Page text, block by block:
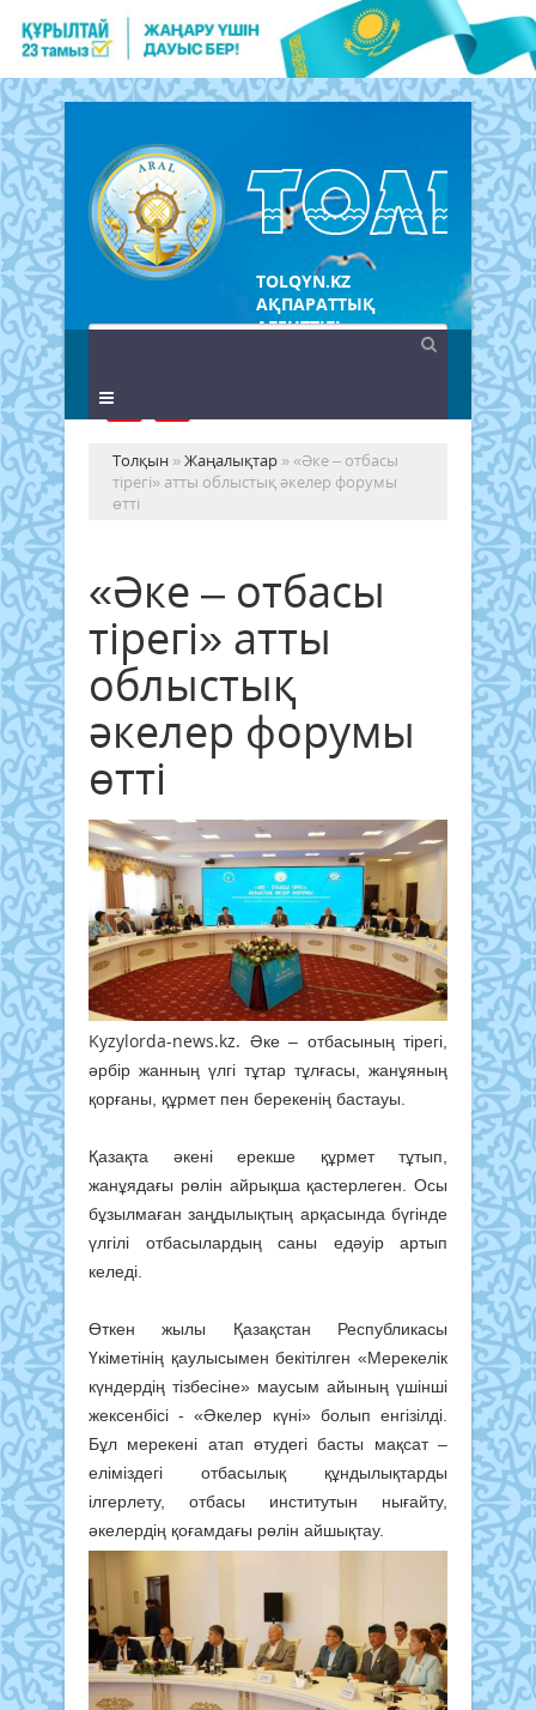
TOLQYN.KZ
АҚПАРАТТЫҚ
АГЕНТТІГІ
Толқын »Жаңалықтар » «Әке – отбасы
тірегі» атты облыстық әкелер форумы
өтті
«Әке – отбасы
тірегі» атты
облыстық
әкелер форумы
өтті
Kyzylorda-news.kz. Әке – отбасының тірегі,
әрбір жанның үлгі тұтар тұлғасы, жанұяның
қорғаны, құрмет пен берекенің бастауы.
Қазақта әкені ерекше құрмет тұтып,
жанұядағы рөлін айрықша қастерлеген. Осы
бұзылмаған заңдылықтың арқасында бүгінде
үлгілі отбасылардың саны едәуір артып
келеді.
Өткен жылы Қазақстан Республикасы
Үкіметінің қаулысымен бекітілген «Мерекелік
күндердің тізбесіне» маусым айының үшінші
жексенбісі - «Әкелер күні» болып енгізілді.
Бұл мерекені атап өтудегі басты мақсат –
еліміздегі отбасылық құндылықтарды
ілгерлету, отбасы институтын нығайту,
әкелердің қоғамдағы рөлін айшықтау.